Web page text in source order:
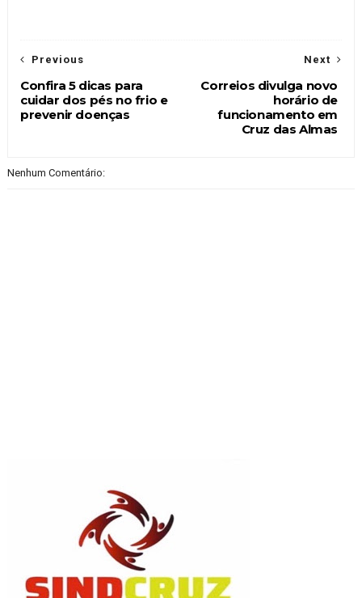
Next
Correios divulga novo
horário de
funcionamento em
Cruz das Almas
Previous
Confira 5 dicas para
cuidar dos pés no frio e
prevenir doenças
Nenhum Comentário: